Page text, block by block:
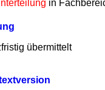
in
übermittelt